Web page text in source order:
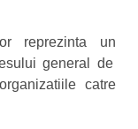
reprezinta un
general de
catre